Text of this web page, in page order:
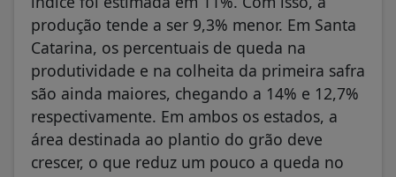
produção tende a ser 9,3% menor. Em Santa
Catarina, os percentuais de queda na
produtividade e na colheita da primeira safra
são ainda maiores, chegando a 14% e 12,7%
respectivamente. Em ambos os estados, a
área destinada ao plantio do grão deve
crescer, o que reduz um pouco a queda no